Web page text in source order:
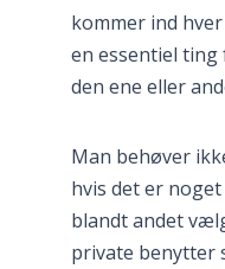
kommer ind
en essentiel ting
den ene eller
Man behøver
hvis det er
blandt andet
private benytter